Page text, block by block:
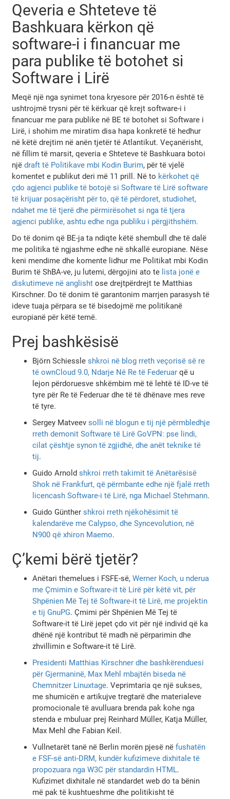
Qeveria e Shteteve të
Bashkuara kërkon që
software-i i financuar me
para publike të botohet si
Software i Lirë
Meqë një nga synimet tona kryesore për 2016-n është të
ushtrojmë trysni për të kërkuar që krejt software-i i
financuar me para publike në BE të botohet si Software i
Lirë, i shohim me miratim disa hapa konkretë të hedhur
në këtë drejtim në anën tjetër të Atlantikut. Veçanërisht,
në fillim të marsit, qeveria e Shteteve të Bashkuara botoi
njëdraft të Politikave mbi Kodin Burim, për të vjelë
komentet e publikut deri më 11 prill. Në to kërkohet që
çdo agjenci publike të botojë si Software të Lirë software
të krijuar posaçërisht për to, që të përdoret, studiohet,
ndahet me të tjerë dhe përmirësohet si nga të tjera
agjenci publike, ashtu edhe nga publiku i përgjithshëm.
Do të donim që BE-ja ta ndiqte këtë shembull dhe të dalë
me politika të ngjashme edhe në shkallë europiane. Nëse
keni mendime dhe komente lidhur me Politikat mbi Kodin
Burim të ShBA-ve, ju lutemi, dërgojini ato te lista jonë e
diskutimeve në anglisht ose drejtpërdrejt te Matthias
Kirschner. Do të donim të garantonim marrjen parasysh të
ideve tuaja përpara se të bisedojmë me politikanë
europianë për këtë temë.
Prej bashkësisë
Björn Schiessleshkroi në blog rreth veçorisë së re
të ownCloud 9.0, Ndarje Në Re të Federuar që u
lejon përdoruesve shkëmbim më të lehtë të ID-ve të
tyre për Re të Federuar dhe të të dhënave mes reve
të tyre.
Sergey Matveevsolli në blogun e tij një përmbledhje
rreth demonit Software të Lirë GoVPN: pse lindi,
cilat çështje synon të zgjidhë, dhe anët teknike të
tij.
Guido Arnoldshkroi rreth takimit të Anëtarësisë
Shok në Frankfurt, që përmbante edhe një fjalë rreth
licencash Software-i të Lirë, nga Michael Stehmann.
Guido Günthershkroi rreth njëkohësimit të
kalendarëve me Calypso, dhe Syncevolution, në
N900 që xhiron Maemo.
Ç’kemi bërë tjetër?
Anëtari themelues i FSFE-së,Werner Koch, u nderua
me Çmimin e Software-it të Lirë për këtë vit, për
Shpënien Më Tej të Software-it të Lirë, me projektin
e tij GnuPG. Çmimi për Shpënien Më Tej të
Software-it të Lirë jepet çdo vit për një individ që ka
dhënë një kontribut të madh në përparimin dhe
zhvillimin e Software-it të Lirë.
Presidenti Matthias Kirschner dhe bashkërenduesi
për Gjermaninë, Max Mehl mbajtën biseda në
Chemnitzer Linuxtage. Veprimtaria qe një sukses,
me shumicën e artikujve tregtarë dhe materialeve
promocionale të avulluara brenda pak kohe nga
stenda e mbuluar prej Reinhard Müller, Katja Müller,
Max Mehl dhe Fabian Keil.
Vullnetarët tanë në Berlin morën pjesë nëfushatën
e FSF-së anti-DRM, kundër kufizimeve dixhitale të
propozuara nga W3C për standardin HTML.
Kufizimet dixhitale në standardet web do ta bënin
më pak të kushtueshme dhe politikisht të